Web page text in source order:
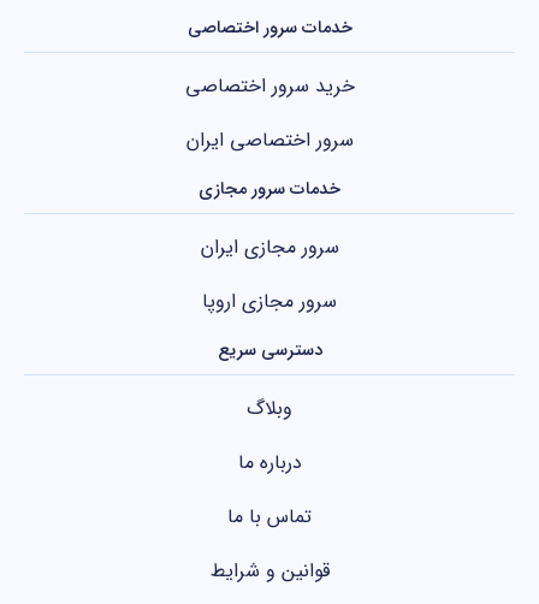
خدمات سرور اختصاصی
خرید سرور اختصاصی
سرور اختصاصی ایران
خدمات سرور مجازی
سرور مجازی ایران
سرور مجازی اروپا
دسترسی سریع
وبلاگ
درباره ما
تماس با ما
قوانین و شرایط